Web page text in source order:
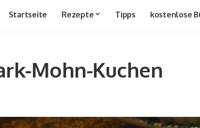
Startseite Rezepte Tipps kostenlose
Mohn-Kuchen